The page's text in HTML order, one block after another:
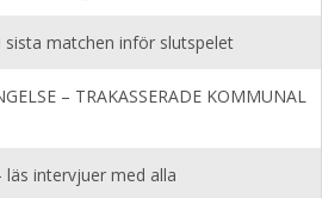
matchen inför slutspelet
– TRAKASSERADE KOMMUNAL
läs intervjuer med alla